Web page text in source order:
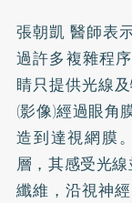
張朝凱 醫師表
過許多複雜程
睛只提供光線
(影像)經過眼角
造到達視網膜
層，其感受光
纖維，沿視神